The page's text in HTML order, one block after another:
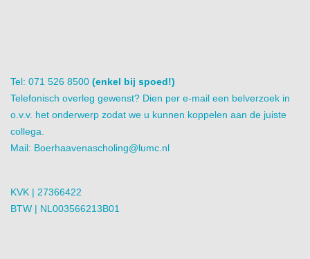
Tel: 071 526 8500 (enkel bij spoed!)
Telefonisch overleg gewenst? Dien per e-mail een belverzoek in
o.v.v. het onderwerp zodat we u kunnen koppelen aan de juiste
collega.
Mail: Boerhaavenascholing@lumc.nl
KVK | 27366422
BTW | NL003566213B01